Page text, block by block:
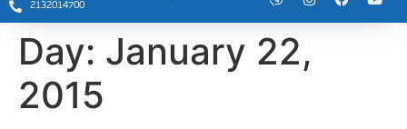
2132014700
Day: January 22,
2015